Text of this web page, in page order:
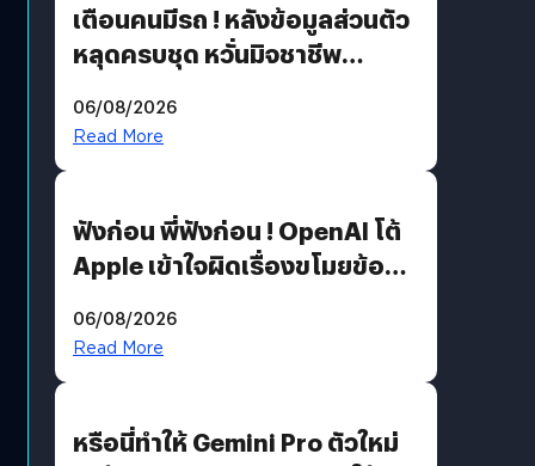
เตือนคนมีรถ ! หลังข้อมูลส่วนตัว
หลุดครบชุด หวั่นมิจชาชีพ
รหัสผ่านหลุด ไม่ใช่แฮ็กเกอร์
06/08/2026
Read More
ฟังก่อน พี่ฟังก่อน ! OpenAI โต้
Apple เข้าใจผิดเรื่องขโมยข้อมูล
06/08/2026
Read More
หรือนี่ทำให้ Gemini Pro ตัวใหม่